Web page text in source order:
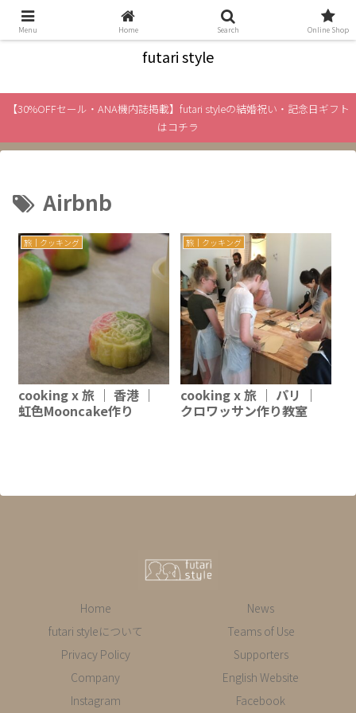
絆と旅をテーマに、「ふたり」のライフスタイル情報をお届け
futari style
【30%OFFセール・ANA機内誌掲載】futari styleの結婚祝い・記念日ギフト
はコチラ
Airbnb
旅｜クッキング
cooking x 旅 ｜ 香港 ｜
虹色Mooncake作り
旅｜クッキング
cooking x 旅 ｜ パリ ｜
クロワッサン作り教室
Home
News
futari styleについて
Teams of Use
Privacy Policy
Supporters
Company
English Website
Instagram
Facebook
Menu Home Search Online Shop